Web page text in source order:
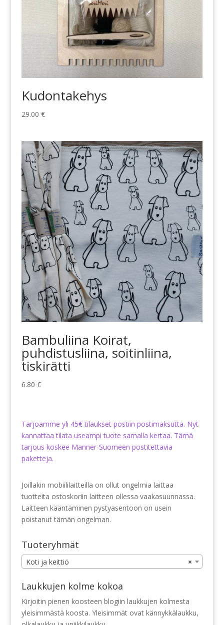
Kudontakehys
29.00 €
Bambuliina Koirat,
puhdistusliina, soitinliina,
tiskirätti
6.80 €
Tarjoamme yli 45€ tilaukset postiin postimaksutta. Nyt
kannattaa tilata useampi tuote samalla kertaa. Tämä
tarjous koskee Manner-Suomeen postitettavia
paketteja.
Joillakin mobiililaitteilla on ollut ongelmia laittaa
tuotteita ostoskoriin laitteen ollessa vaakasuunnassa.
Laitteen kääntäminen pystyasentoon on usein
poistanut tämän ongelman.
Tuoteryhmät
×
Koti ja keittiö
Laukkujen kolme kokoa
Kirjoitin pienen koosteen blogiin laukkujen kolmesta
yleisimmästä koosta. Yleisimmät ovat kännykkälaukku,